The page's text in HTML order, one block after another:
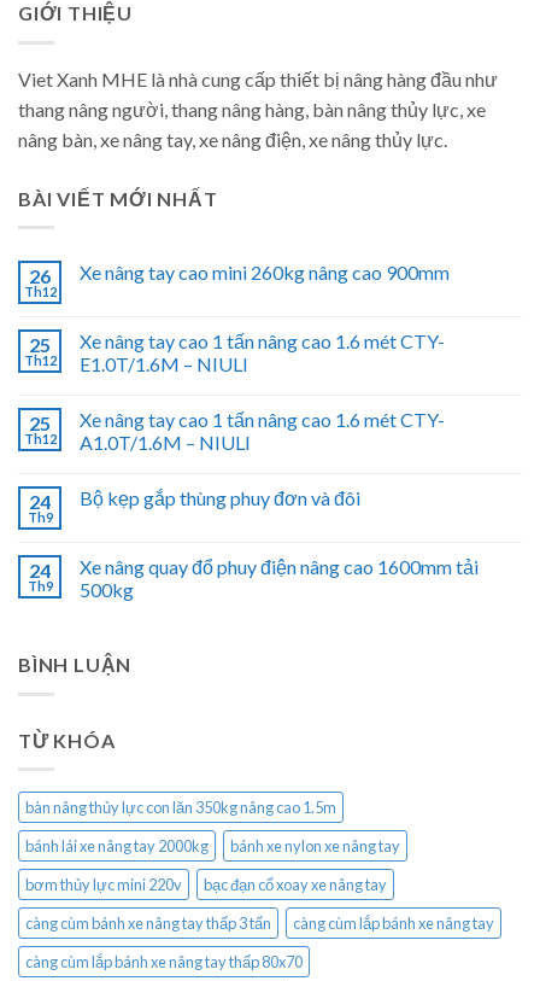
GIỚI THIỆU
Viet Xanh MHE là nhà cung cấp thiết bị nâng hàng đầu như
thang nâng người, thang nâng hàng, bàn nâng thủy lực, xe
nâng bàn, xe nâng tay, xe nâng điện, xe nâng thủy lực.
BÀI VIẾT MỚI NHẤT
26
Th12
Xe nâng tay cao mini 260kg nâng cao 900mm
25
Th12
Xe nâng tay cao 1 tấn nâng cao 1.6 mét CTY-
E1.0T/1.6M – NIULI
25
Th12
Xe nâng tay cao 1 tấn nâng cao 1.6 mét CTY-
A1.0T/1.6M – NIULI
24
Th9
Bộ kẹp gắp thùng phuy đơn và đôi
24
Th9
Xe nâng quay đổ phuy điện nâng cao 1600mm tải
500kg
BÌNH LUẬN
TỪ KHÓA
bàn nâng thủy lực con lăn 350kg nâng cao 1.5m
bánh lái xe nâng tay 2000kg
bánh xe nylon xe nâng tay
bơm thủy lực mini 220v
bạc đạn cổ xoay xe nâng tay
càng cùm bánh xe nâng tay thấp 3 tấn
càng cùm lắp bánh xe nâng tay
càng cùm lắp bánh xe nâng tay thấp 80x70